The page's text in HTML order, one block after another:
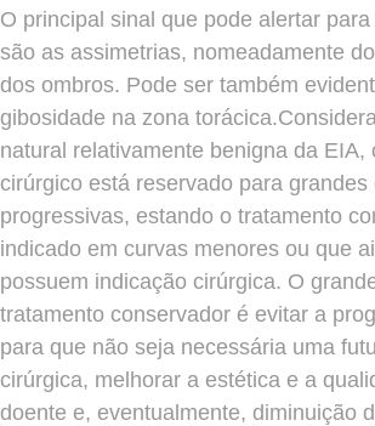
O principal sinal que pode alertar
são as assimetrias, nomeadamente
dos ombros. Pode ser também
gibosidade na zona
natural relativamente benigna da EIA,
cirúrgico está reservado para grandes
progressivas, estando o tratamento
indicado em curvas menores ou que
possuem indicação cirúrgica. O
tratamento conservador é evitar a
para que não seja necessária uma
cirúrgica, melhorar a estética e a
doente e, eventualmente, diminuição